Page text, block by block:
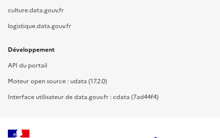
culture.data.gouv.fr
logistique.data.gouv.fr
Développement
API du portail
Moteur open source : udata (17.2.0)
Interface utilisateur de data.gouv.fr : cdata (7ad44f4)